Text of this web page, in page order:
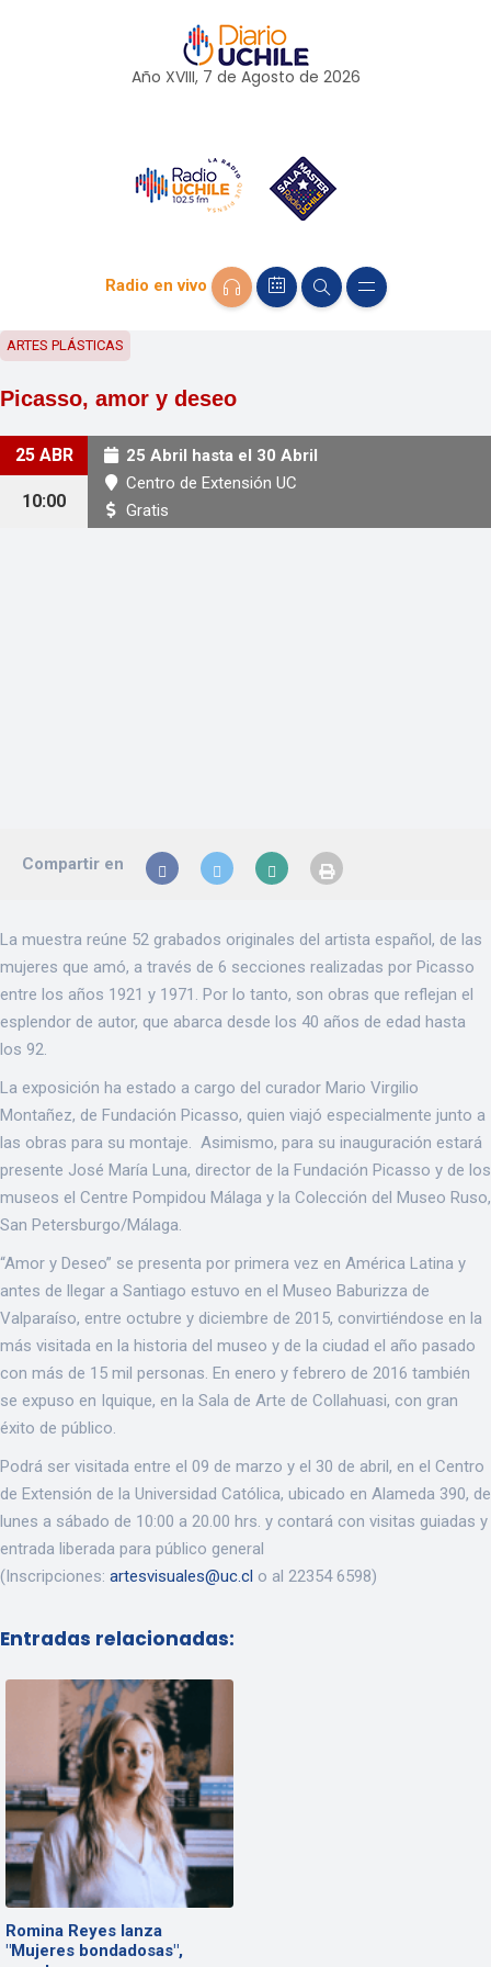
Año XVIII, 7 de Agosto de 2026
Radio en vivo
ARTES PLÁSTICAS
Picasso, amor y deseo
25 ABR
10:00
25 Abril hasta el 30 Abril
Centro de Extensión UC
Gratis
Compartir en
La muestra reúne 52 grabados originales del artista español, de las
mujeres que amó, a través de 6 secciones realizadas por Picasso
entre los años 1921 y 1971. Por lo tanto, son obras que reflejan el
esplendor de autor, que abarca desde los 40 años de edad hasta
los 92.
La exposición ha estado a cargo del curador Mario Virgilio
Montañez, de Fundación Picasso, quien viajó especialmente junto a
las obras para su montaje. Asimismo, para su inauguración estará
presente José María Luna, director de la Fundación Picasso y de los
museos el Centre Pompidou Málaga y la Colección del Museo Ruso,
San Petersburgo/Málaga.
“Amor y Deseo” se presenta por primera vez en América Latina y
antes de llegar a Santiago estuvo en el Museo Baburizza de
Valparaíso, entre octubre y diciembre de 2015, convirtiéndose en la
más visitada en la historia del museo y de la ciudad el año pasado
con más de 15 mil personas. En enero y febrero de 2016 también
se expuso en Iquique, en la Sala de Arte de Collahuasi, con gran
éxito de público.
Podrá ser visitada entre el 09 de marzo y el 30 de abril, en el Centro
de Extensión de la Universidad Católica, ubicado en Alameda 390, de
lunes a sábado de 10:00 a 20.00 hrs. y contará con visitas guiadas y
entrada liberada para público general
(Inscripciones: artesvisuales@uc.cl o al 22354 6598)
Entradas relacionadas:
Romina Reyes lanza
"Mujeres bondadosas",